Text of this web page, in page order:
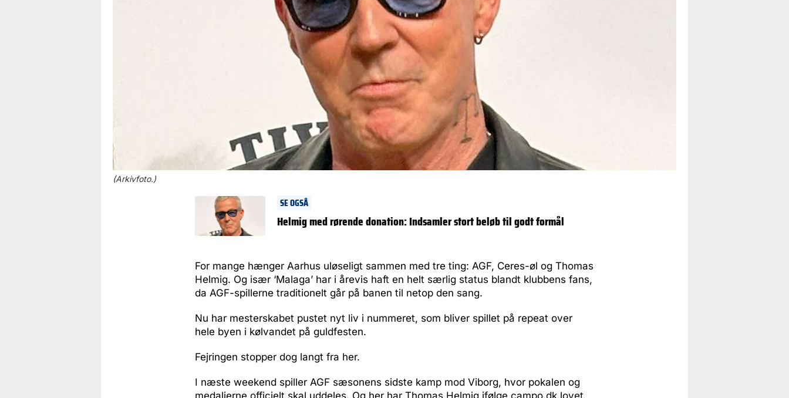
(Arkivfoto.)
SE OGSÅ
Helmig med rørende donation: Indsamler stort beløb til godt formål
For mange hænger Aarhus uløseligt sammen med tre ting: AGF, Ceres-øl og Thomas
Helmig. Og især ‘Malaga’ har i årevis haft en helt særlig status blandt klubbens fans,
da AGF-spillerne traditionelt går på banen til netop den sang.
Nu har mesterskabet pustet nyt liv i nummeret, som bliver spillet på repeat over
hele byen i kølvandet på guldfesten.
Fejringen stopper dog langt fra her.
I næste weekend spiller AGF sæsonens sidste kamp mod Viborg, hvor pokalen og
medaljerne officielt skal uddeles. Og her har Thomas Helmig ifølge campo.dk lovet